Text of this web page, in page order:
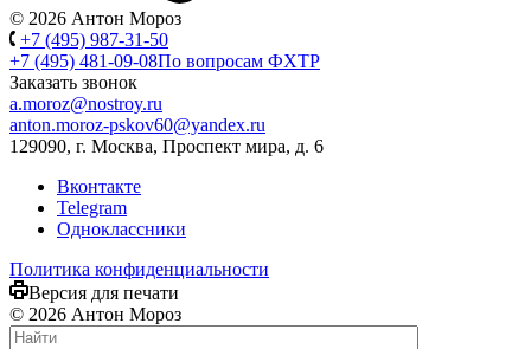
© 2026 Антон Мороз
+7 (495) 987-31-50
+7 (495) 481-09-08По вопросам ФХТР
Заказать звонок
a.moroz@nostroy.ru
anton.moroz-pskov60@yandex.ru
129090, г. Москва, Проспект мира, д. 6
Вконтакте
Telegram
Одноклассники
Политика конфиденциальности
Версия для печати
© 2026 Антон Мороз